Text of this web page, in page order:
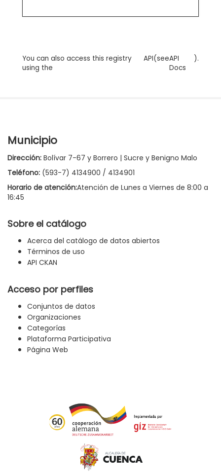
You can also access this registry
using the
API(seeAPI
Docs
).
Municipio
Dirección: Bolívar 7-67 y Borrero | Sucre y Benigno Malo
Teléfono: (593-7) 4134900 / 4134901
Horario de atención:Atención de Lunes a Viernes de 8:00 a
16:45
Sobre el catálogo
Acerca del catálogo de datos abiertos
Términos de uso
API CKAN
Acceso por perfiles
Conjuntos de datos
Organizaciones
Categorías
Plataforma Participativa
Página Web